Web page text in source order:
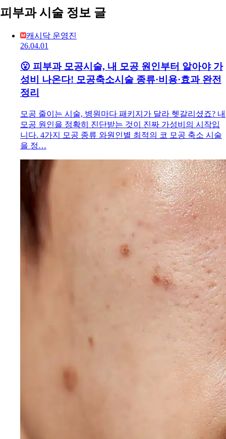
피부과 시술 정보 글
캐시닥 운영진
26.04.01
😮 피부과 모공시술, 내 모공 원인부터 알아야 가
성비 나온다! 모공축소시술 종류·비용·효과 완전
정리
모공 줄이는 시술, 병원마다 패키지가 달라 헷갈리셨죠? 내
모공 원인을 정확히 진단받는 것이 진짜 가성비의 시작입
니다. 4가지 모공 종류 와원인별 최적의 코 모공 축소 시술
을 정…